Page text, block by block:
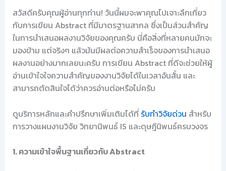
สวัสดีครับคุณผู้อ่านทุกท่าน! วันนี้ผมจะพาคุณไปเจาะลึกเกี่ยว
กับการเขียน Abstract ที่มีมาตรฐานสากล ซึ่งเป็นส่วนสำคัญ
ในการนำเสนอผลงานวิจัยของคุณครับ นี่คือสิ่งที่หลายคนมักจะ
มองข้าม แต่จริงๆ แล้วมันมีผลต่อความสำเร็จของการนำเสนอ
ผลงานอย่างมากเลยนะครับ การเขียน Abstract ที่ดีจะช่วยให้ผู้
อ่านเข้าใจใจความสำคัญของงานวิจัยได้ในเวลาอันสั้น และ
สามารถตัดสินใจได้ว่าควรอ่านต่อหรือไม่ครับ
ดูบริการหลักและคำปรึกษาเพิ่มเติมได้ที่ รับทำวิจัยด่วน สำหรับ
การวางแผนงานวิจัย วิทยานิพนธ์ IS และดุษฎีนิพนธ์ครบวงจร
1. ความเข้าใจพื้นฐานเกี่ยวกับ Abstract